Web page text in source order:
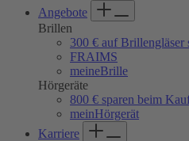
Angebote
Brillen
300 € auf Brillengläser
FRAIMS
meineBrille
Hörgeräte
800 € sparen beim
meinHörgerät
Karriere